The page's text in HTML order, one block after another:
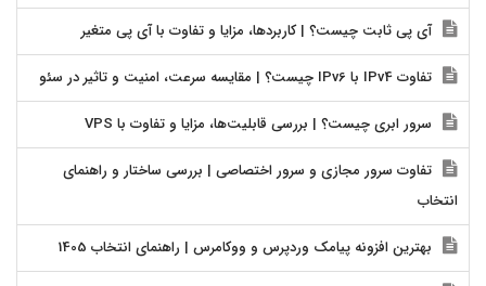
آی پی ثابت چیست؟ | کاربردها، مزایا و تفاوت با آی پی متغیر
تفاوت IPv4 با IPv6 چیست؟ | مقایسه سرعت، امنیت و تاثیر در سئو
سرور ابری چیست؟ | بررسی قابلیت‌ها، مزایا و تفاوت با VPS
تفاوت سرور مجازی و سرور اختصاصی | بررسی ساختار و راهنمای
انتخاب
بهترین افزونه پیامک وردپرس و ووکامرس | راهنمای انتخاب 1405